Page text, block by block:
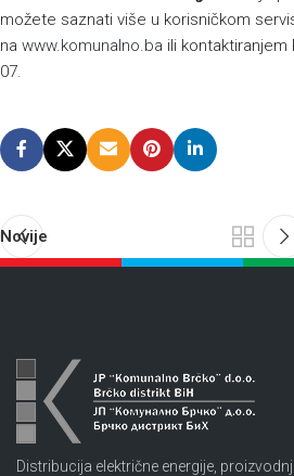
možete saznati više u korisničkom
na www.komunalno.ba ili
07.
Novije
Distribucija električne energije,